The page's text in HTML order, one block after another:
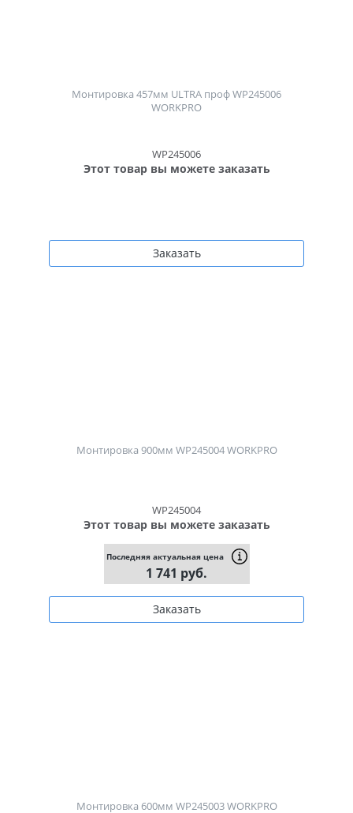
Монтировка 457мм ULTRA проф WP245006
WORKPRO
WP245006
Этот товар вы можете заказать
Заказать
Монтировка 900мм WP245004 WORKPRO
WP245004
Этот товар вы можете заказать
Последняя актуальная цена
1 741 руб.
Заказать
Монтировка 600мм WP245003 WORKPRO